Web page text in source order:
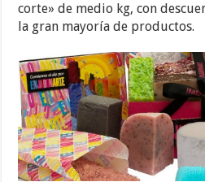
corte» de medio kg, con
la gran mayoría de productos.